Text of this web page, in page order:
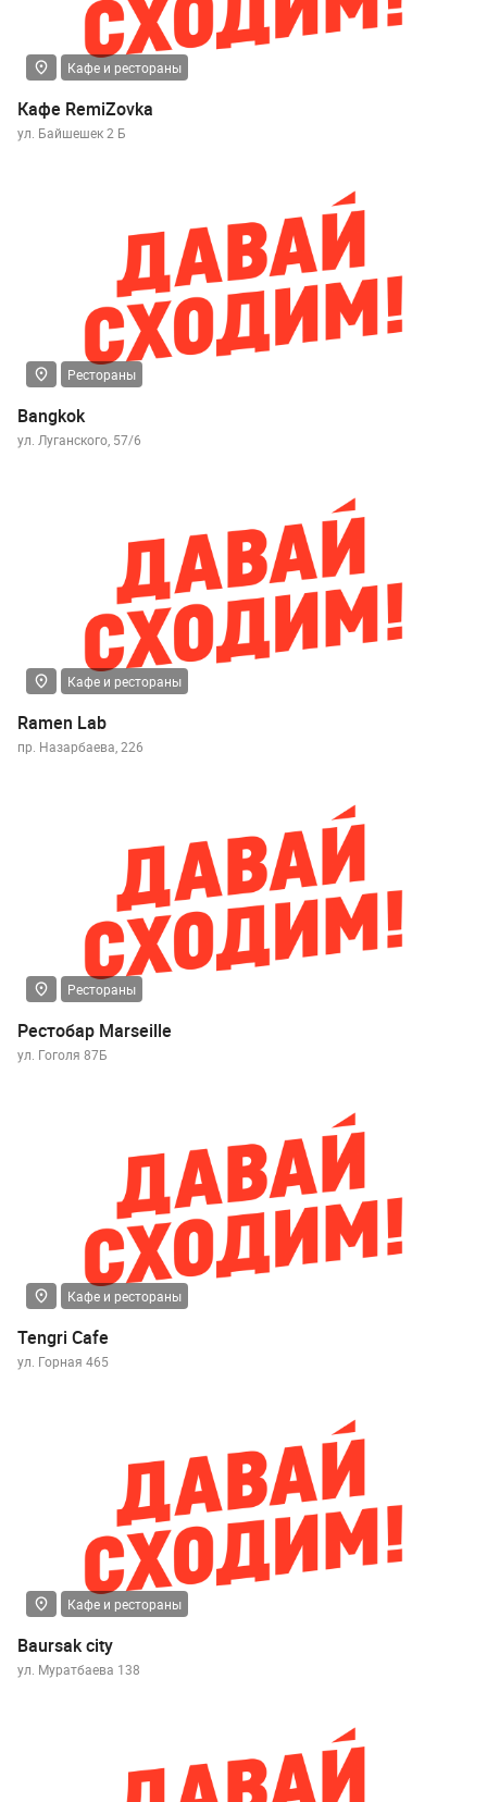
Кафе и рестораны
Кафе RemiZovka
ул. Байшешек 2 Б
Рестораны
Bangkok
ул. Луганского, 57/6
Кафе и рестораны
Ramen Lab
пр. Назарбаева, 226
Рестораны
Рестобар Marseille
ул. Гоголя 87Б
Кафе и рестораны
Tengri Cafe
ул. Горная 465
Кафе и рестораны
Baursak city
ул. Муратбаева 138